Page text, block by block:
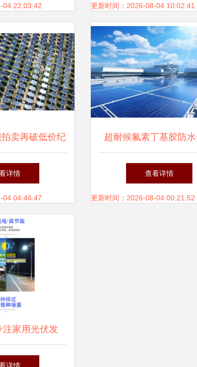
心议题
04 22:03:42 更新时间：2026-08-04 10:02:41
卖再破低价纪
降将助推光伏
力能源
详情
04 04:46:47
超耐候氟素丁基胶防
光伏屋顶的持久守护
查看详情
更新时间：2026-08-04 00:21:52
注家用光伏发
优势赋能绿色